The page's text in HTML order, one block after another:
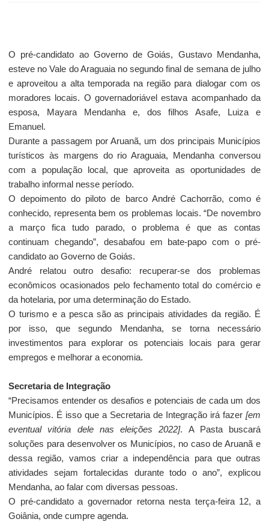
O pré-candidato ao Governo de Goiás, Gustavo Mendanha,
esteve no Vale do Araguaia no segundo final de semana de julho
e aproveitou a alta temporada na região para dialogar com os
moradores locais. O governadoriável estava acompanhado da
esposa, Mayara Mendanha e, dos filhos Asafe, Luiza e
Emanuel.
Durante a passagem por Aruanã, um dos principais Municípios
turísticos às margens do rio Araguaia, Mendanha conversou
com a população local, que aproveita as oportunidades de
trabalho informal nesse período.
O depoimento do piloto de barco André Cachorrão, como é
conhecido, representa bem os problemas locais. “De novembro
a março fica tudo parado, o problema é que as contas
continuam chegando”, desabafou em bate-papo com o pré-
candidato ao Governo de Goiás.
André relatou outro desafio: recuperar-se dos problemas
econômicos ocasionados pelo fechamento total do comércio e
da hotelaria, por uma determinação do Estado.
O turismo e a pesca são as principais atividades da região. É
por isso, que segundo Mendanha, se torna necessário
investimentos para explorar os potenciais locais para gerar
empregos e melhorar a economia.
Secretaria de Integração
“Precisamos entender os desafios e potenciais de cada um dos
Municípios. É isso que a Secretaria de Integração irá fazer [em
eventual vitória dele nas eleições 2022]. A Pasta buscará
soluções para desenvolver os Municípios, no caso de Aruanã e
dessa região, vamos criar a independência para que outras
atividades sejam fortalecidas durante todo o ano”, explicou
Mendanha, ao falar com diversas pessoas.
O pré-candidato a governador retorna nesta terça-feira 12, a
Goiânia, onde cumpre agenda.